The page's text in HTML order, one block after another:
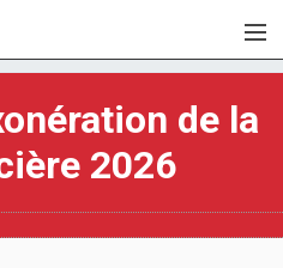
de la
2026